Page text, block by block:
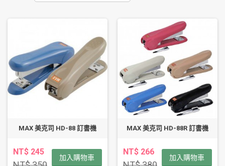
MAX 美克司 HD-88 訂書機
NT$ 245
加入購物車
MAX 美克司 HD-88R 訂書機
NT$ 266
加入購物車